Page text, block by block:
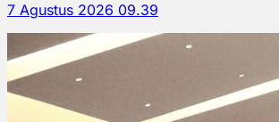
7 Agustus 2026 09.39